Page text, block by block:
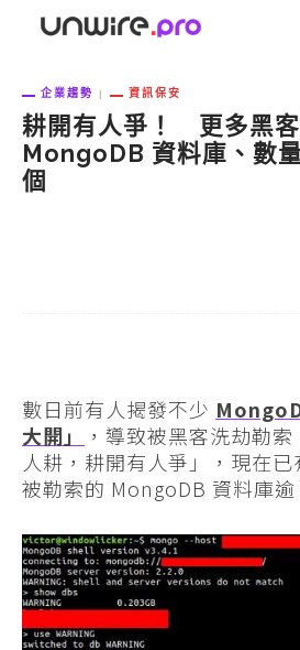
企業趨勢 資訊保安
耕開有人爭！ 更多黑
MongoDB 資料庫、數
個
數日前有人揭發不少
大開」
，導致被黑客洗劫勒
人耕，耕開有人爭」，現在已
被勒索的 MongoDB 資料庫逾